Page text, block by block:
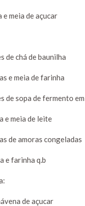
e meia de açucar
de chá de baunilha
e meia de farinha
de sopa de fermento
e meia de leite
de amoras congeladas
e farinha q.b
de açucar